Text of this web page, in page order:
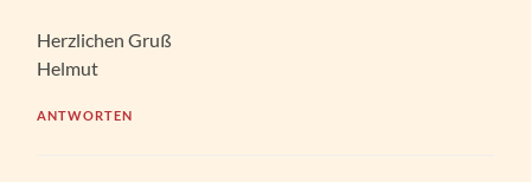
Herzlichen Gruß
Helmut
ANTWORTEN